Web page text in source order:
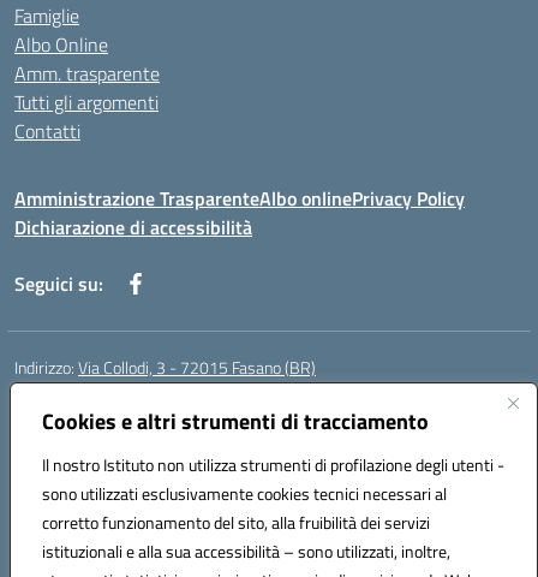
Cookies e altri strumenti di tracciamento
Il nostro Istituto non utilizza strumenti di profilazione degli utenti -
sono utilizzati esclusivamente cookies tecnici necessari al
corretto funzionamento del sito, alla fruibilità dei servizi
istituzionali e alla sua accessibilità – sono utilizzati, inoltre,
Famiglie
Albo Online
Amm. trasparente
Tutti gli argomenti
Contatti
Amministrazione TrasparenteAlbo onlinePrivacy Policy
Dichiarazione di accessibilità
Seguici su:
Indirizzo:Via Collodi, 3 - 72015 Fasano (BR)
Centralino:
Posta elettronica certificata (PEC):bric839004@pec.istruzione.it
Codice fiscale: 90059320748
Codice meccanografico:BRIC839004
Codice Indice delle Pubbliche Amministrazioni (IPA): istsc_bree02200r
Codice unico di fatturazione (CUF): MIL3BD